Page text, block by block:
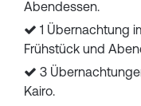
Abendessen.
1 Übernachtung
Frühstück und
3
Kairo.